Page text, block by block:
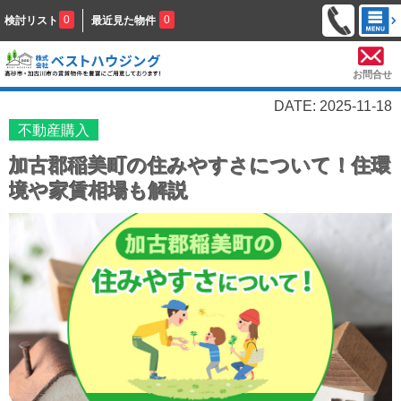
検討リスト 0 最近見た物件 0
お問合せ
DATE: 2025-11-18
不動産購入
加古郡稲美町の住みやすさについて！住環
境や家賃相場も解説